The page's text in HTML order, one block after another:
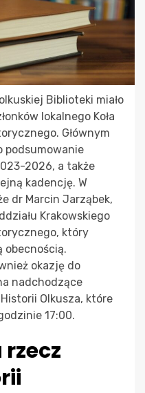
Biblioteki miało
lokalnego Koła
Głównym
podsumowanie
2026, a także
kadencję. W
dr Marcin Jarząbek,
Krakowskiego
który
obecnością.
okazję do
nadchodzące
Olkusza, które
17:00.